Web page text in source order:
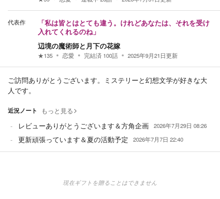
代表作
「私は皆とはとても違う。けれどあなたは、それを受け
入れてくれるのね」
辺境の魔術師と月下の花嫁
★135 恋愛 完結済 100話 2025年9月21日更新
ご訪問ありがとうございます。ミステリーと幻想文学が好きな大
人です。
近況ノート もっと見る
レビューありがとうございます＆方角企画 2026年7月29日 08:26
更新頑張っています＆夏の活動予定 2026年7月7日 22:40
現在ギフトを贈ることはできません